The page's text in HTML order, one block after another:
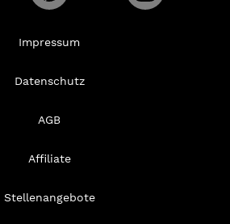
Impressum
Datenschutz
AGB
Affiliate
Stellenangebote